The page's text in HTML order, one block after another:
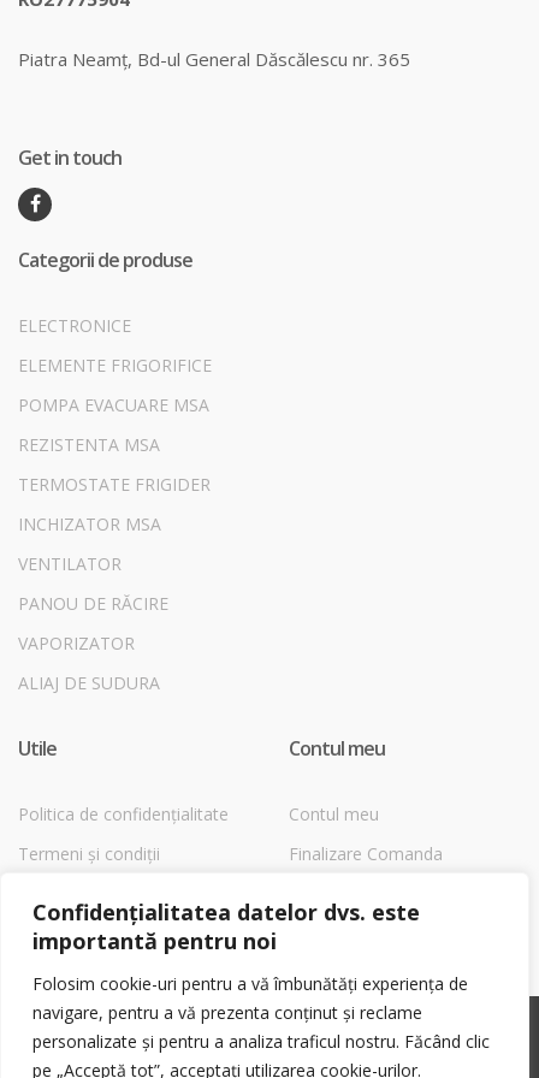
Confidențialitatea datelor dvs. este
importantă pentru noi
Folosim cookie-uri pentru a vă îmbunătăți experiența de
navigare, pentru a vă prezenta conținut și reclame
personalizate și pentru a analiza traficul nostru. Făcând clic
pe „Acceptă tot”, acceptați utilizarea cookie-urilor.
Piatra Neamț, Bd-ul General Dăscălescu nr. 365
Get in touch
Categorii de produse
ELECTRONICE
ELEMENTE FRIGORIFICE
POMPA EVACUARE MSA
REZISTENTA MSA
TERMOSTATE FRIGIDER
INCHIZATOR MSA
VENTILATOR
PANOU DE RĂCIRE
VAPORIZATOR
ALIAJ DE SUDURA
Utile
Politica de confidențialitate
Termeni și condiții
Contul meu
Contul meu
Finalizare Comanda
©Shop1EchipamenteFrig.ro- All Rights Reserved